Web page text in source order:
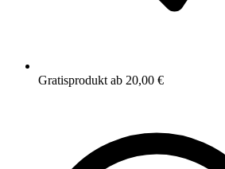
Gratisprodukt ab 20,00 €